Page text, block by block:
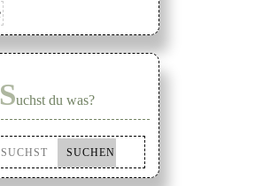
Suchst du was?